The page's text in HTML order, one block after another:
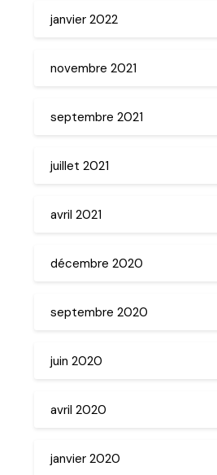
janvier 2022
novembre 2021
septembre 2021
juillet 2021
avril 2021
décembre 2020
septembre 2020
juin 2020
avril 2020
janvier 2020